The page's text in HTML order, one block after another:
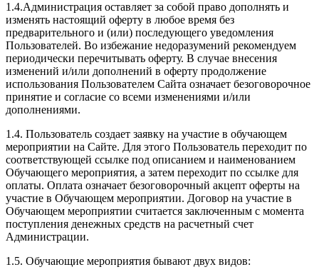
1.4.Администрация оставляет за собой право дополнять и
изменять настоящий оферту в любое время без
предварительного и (или) последующего уведомления
Пользователей. Во избежание недоразумений рекомендуем
периодически перечитывать оферту. В случае внесения
изменений и/или дополнений в оферту продолжение
использования Пользователем Сайта означает безоговорочное
принятие и согласие со всеми изменениями и/или
дополнениями.
1.4. Пользователь создает заявку на участие в обучающем
мероприятии на Сайте. Для этого Пользователь переходит по
соответствующей ссылке под описанием и наименованием
Обучающего мероприятия, а затем переходит по ссылке для
оплаты. Оплата означает безоговорочный акцепт оферты на
участие в Обучающем мероприятии. Договор на участие в
Обучающем мероприятии считается заключенным с момента
поступления денежных средств на расчетный счет
Администрации.
1.5. Обучающие мероприятия бывают двух видов: